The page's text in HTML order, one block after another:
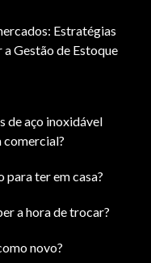
Estratégias
Gestão de Estoque
de aço inoxidável
comercial?
para ter em casa?
a hora de trocar?
novo?